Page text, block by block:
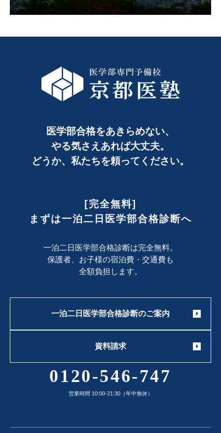
医学部合格をあきらめない、
やる気さえあれば大丈夫。
どうか、私たちを頼ってください。
[完全無料]
まずは一泊二日医学部合格診断へ
一泊二日医学部合格診断は完全無料。
保護者、お子様の宿泊費・交通費も
全額負担します。
一泊二日医学部合格診断のご案内
資料請求
0120-546-747
営業時間 10:00-21:30（年中無休）